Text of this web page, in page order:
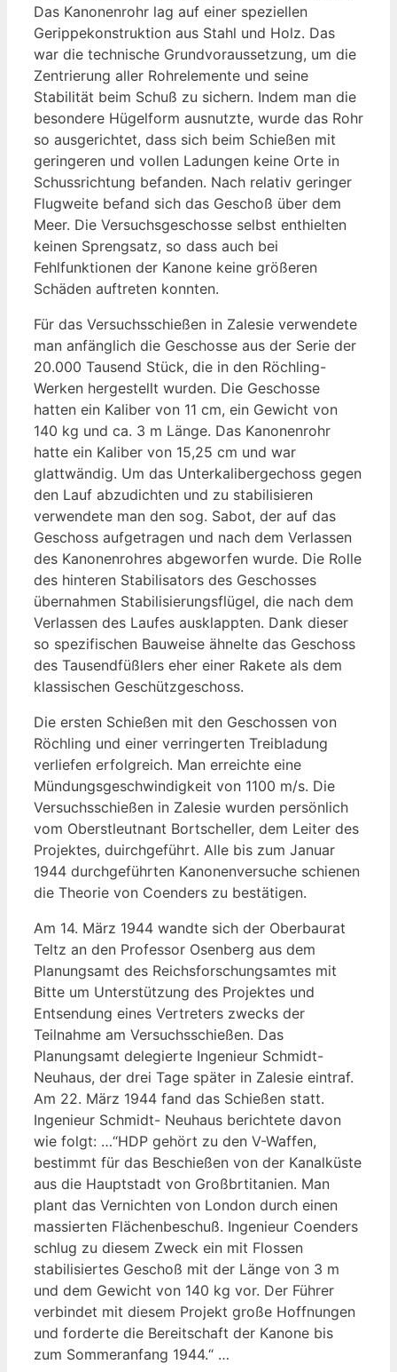
Das Kanonenrohr lag auf einer speziellen
Gerippekonstruktion aus Stahl und Holz. Das
war die technische Grundvoraussetzung, um die
Zentrierung aller Rohrelemente und seine
Stabilität beim Schuß zu sichern. Indem man die
besondere Hügelform ausnutzte, wurde das Rohr
so ausgerichtet, dass sich beim Schießen mit
geringeren und vollen Ladungen keine Orte in
Schussrichtung befanden. Nach relativ geringer
Flugweite befand sich das Geschoß über dem
Meer. Die Versuchsgeschosse selbst enthielten
keinen Sprengsatz, so dass auch bei
Fehlfunktionen der Kanone keine größeren
Schäden auftreten konnten.
Für das Versuchsschießen in Zalesie verwendete
man anfänglich die Geschosse aus der Serie der
20.000 Tausend Stück, die in den Röchling-
Werken hergestellt wurden. Die Geschosse
hatten ein Kaliber von 11 cm, ein Gewicht von
140 kg und ca. 3 m Länge. Das Kanonenrohr
hatte ein Kaliber von 15,25 cm und war
glattwändig. Um das Unterkalibergechoss gegen
den Lauf abzudichten und zu stabilisieren
verwendete man den sog. Sabot, der auf das
Geschoss aufgetragen und nach dem Verlassen
des Kanonenrohres abgeworfen wurde. Die Rolle
des hinteren Stabilisators des Geschosses
übernahmen Stabilisierungsflügel, die nach dem
Verlassen des Laufes ausklappten. Dank dieser
so spezifischen Bauweise ähnelte das Geschoss
des Tausendfüßlers eher einer Rakete als dem
klassischen Geschützgeschoss.
Die ersten Schießen mit den Geschossen von
Röchling und einer verringerten Treibladung
verliefen erfolgreich. Man erreichte eine
Mündungsgeschwindigkeit von 1100 m/s. Die
Versuchsschießen in Zalesie wurden persönlich
vom Oberstleutnant Bortscheller, dem Leiter des
Projektes, duirchgeführt. Alle bis zum Januar
1944 durchgeführten Kanonenversuche schienen
die Theorie von Coenders zu bestätigen.
Am 14. März 1944 wandte sich der Oberbaurat
Teltz an den Professor Osenberg aus dem
Planungsamt des Reichsforschungsamtes mit
Bitte um Unterstützung des Projektes und
Entsendung eines Vertreters zwecks der
Teilnahme am Versuchsschießen. Das
Planungsamt delegierte Ingenieur Schmidt-
Neuhaus, der drei Tage später in Zalesie eintraf.
Am 22. März 1944 fand das Schießen statt.
Ingenieur Schmidt- Neuhaus berichtete davon
wie folgt: …“HDP gehört zu den V-Waffen,
bestimmt für das Beschießen von der Kanalküste
aus die Hauptstadt von Großbrtitanien. Man
plant das Vernichten von London durch einen
massierten Flächenbeschuß. Ingenieur Coenders
schlug zu diesem Zweck ein mit Flossen
stabilisiertes Geschoß mit der Länge von 3 m
und dem Gewicht von 140 kg vor. Der Führer
verbindet mit diesem Projekt große Hoffnungen
und forderte die Bereitschaft der Kanone bis
zum Sommeranfang 1944.“ …